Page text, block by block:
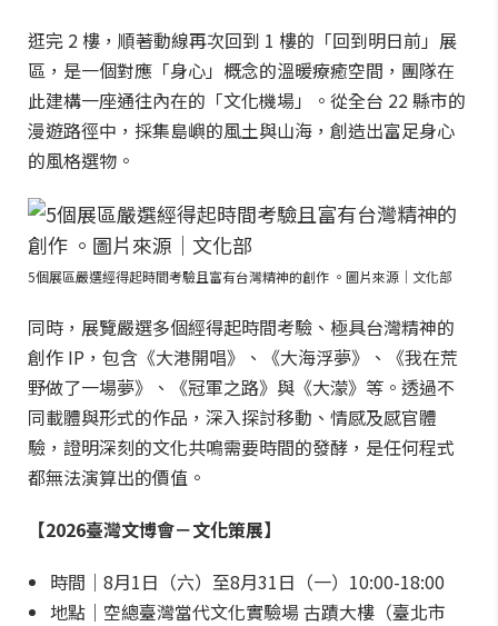
逛完 2 樓，順著動線再次回到 1 樓的「回到明日前」展
區，是一個對應「身心」概念的溫暖療癒空間，團隊在
此建構一座通往內在的「文化機場」。從全台 22 縣市的
漫遊路徑中，採集島嶼的風土與山海，創造出富足身心
的風格選物。
5個展區嚴選經得起時間考驗且富有台灣精神的創作 。圖片來源｜文化部
同時，展覽嚴選多個經得起時間考驗、極具台灣精神的
創作 IP，包含《大港開唱》、《大海浮夢》、《我在荒
野做了一場夢》、《冠軍之路》與《大濛》等。透過不
同載體與形式的作品，深入探討移動、情感及感官體
驗，證明深刻的文化共鳴需要時間的發酵，是任何程式
都無法演算出的價值。
【2026臺灣文博會－文化策展】
時間｜8月1日（六）至8月31日（一）10:00-18:00
地點｜空總臺灣當代文化實驗場 古蹟大樓（臺北市